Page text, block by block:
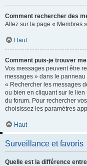
Comment rechercher des
Allez sur la page « Membres
Haut
Comment puis-je trouver
Vos messages peuvent être
messages » dans le panneau
« Rechercher les messages
ou bien en cliquant sur le lien
du forum. Pour rechercher
choisissez les paramètres
Haut
Surveillance et favoris
Quelle est la différence